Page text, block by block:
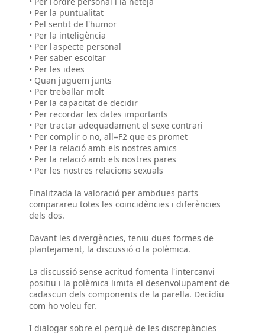
• Per la puntualitat
• Pel sentit de l'humor
• Per la inteligència
• Per l'aspecte personal
• Per saber escoltar
• Per les idees
• Quan juguem junts
• Per treballar molt
• Per la capacitat de decidir
• Per recordar les dates importants
• Per tractar adequadament el sexe contrari
• Per complir o no, all=F2 que es promet
• Per la relació amb els nostres amics
• Per la relació amb els nostres pares
• Per les nostres relacions sexuals
Finalitzada la valoració per ambdues parts
comparareu totes les coincidències i diferències
dels dos.
Davant les divergències, teniu dues formes de
plantejament, la discussió o la polèmica.
La discussió sense acritud fomenta l'intercanvi
positiu i la polèmica limita el desenvolupament de
cadascun dels components de la parella. Decidiu
com ho voleu fer.
I dialogar sobre el perquè de les discrepàncies